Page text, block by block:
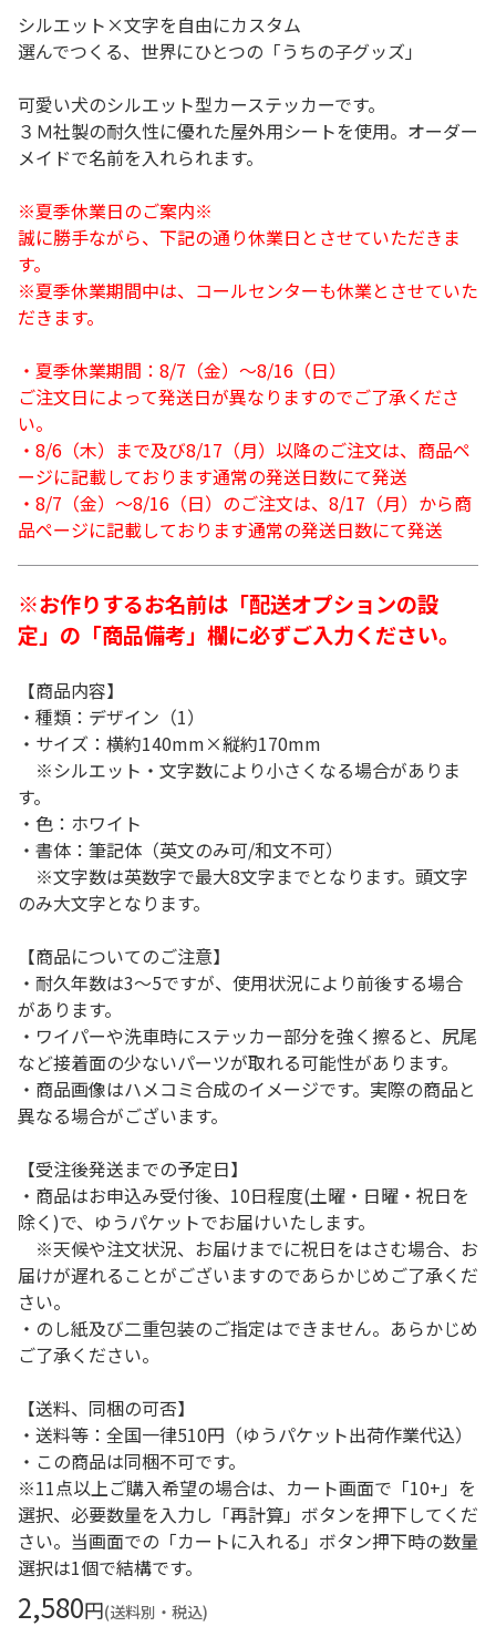
シルエット×文字を自由にカスタム
選んでつくる、世界にひとつの「うちの子グッズ」
可愛い犬のシルエット型カーステッカーです。
３Ｍ社製の耐久性に優れた屋外用シートを使用。オーダー
メイドで名前を入れられます。
※夏季休業日のご案内※
誠に勝手ながら、下記の通り休業日とさせていただきま
す。
※夏季休業期間中は、コールセンターも休業とさせていた
だきます。
・夏季休業期間：8/7（金）～8/16（日）
ご注文日によって発送日が異なりますのでご了承くださ
い。
・8/6（木）まで及び8/17（月）以降のご注文は、商品ペ
ージに記載しております通常の発送日数にて発送
・8/7（金）～8/16（日）のご注文は、8/17（月）から商
品ページに記載しております通常の発送日数にて発送
※お作りするお名前は「配送オプションの設
定」の「商品備考」欄に必ずご入力ください。
【商品内容】
・種類：デザイン（1）
・サイズ：横約140mm×縦約170mm
※シルエット・文字数により小さくなる場合がありま
す。
・色：ホワイト
・書体：筆記体（英文のみ可/和文不可）
※文字数は英数字で最大8文字までとなります。頭文字
のみ大文字となります。
【商品についてのご注意】
・耐久年数は3～5ですが、使用状況により前後する場合
があります。
・ワイパーや洗車時にステッカー部分を強く擦ると、尻尾
など接着面の少ないパーツが取れる可能性があります。
・商品画像はハメコミ合成のイメージです。実際の商品と
異なる場合がございます。
【受注後発送までの予定日】
・商品はお申込み受付後、10日程度(土曜・日曜・祝日を
除く)で、ゆうパケットでお届けいたします。
※天候や注文状況、お届けまでに祝日をはさむ場合、お
届けが遅れることがございますのであらかじめご了承くだ
さい。
・のし紙及び二重包装のご指定はできません。あらかじめ
ご了承ください。
【送料、同梱の可否】
・送料等：全国一律510円（ゆうパケット出荷作業代込）
・この商品は同梱不可です。
※11点以上ご購入希望の場合は、カート画面で「10+」を
選択、必要数量を入力し「再計算」ボタンを押下してくだ
さい。当画面での「カートに入れる」ボタン押下時の数量
選択は1個で結構です。
2,580円(送料別・税込)